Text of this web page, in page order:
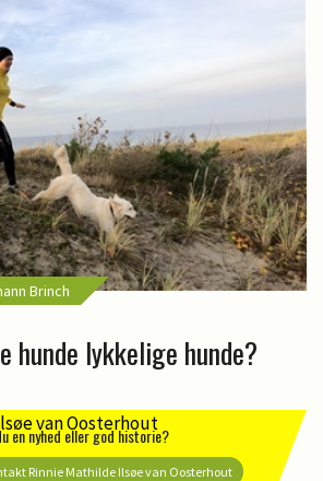
Brinch
hunde lykkelige hunde?
en nyhed eller god historie?
Rinnie Mathilde Ilsøe van Oosterhout